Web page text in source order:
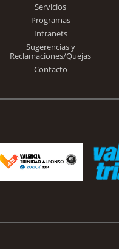
Servicios
Programas
Intranets
Sugerencias y
Reclamaciones/Quejas
Contacto